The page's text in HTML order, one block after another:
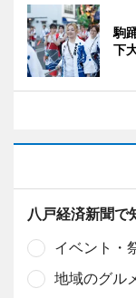
駒
下
八戸経済新聞で
イベント・
地域のグル